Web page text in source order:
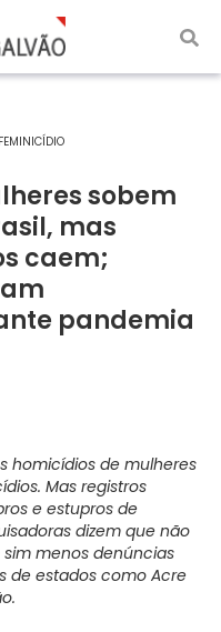
FEMINICÍDIO
sobem
mas
caem;
pandemia
homicídios de mulheres
Mas registros
e estupros de
dizem que não
menos denúncias
de estados como Acre